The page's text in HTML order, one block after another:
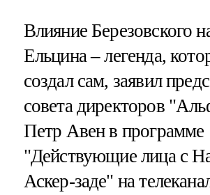
Влияние Березовского
Ельцина – легенда,
создал сам, заявил
совета директоров
Петр Авен в программе
"Действующие лица с
Аскер-заде" на